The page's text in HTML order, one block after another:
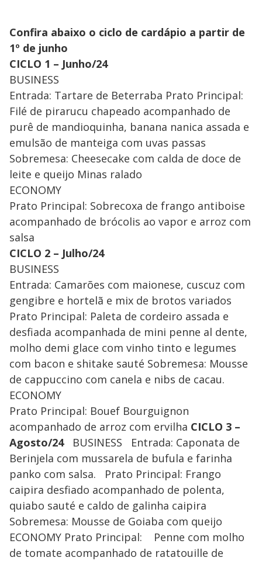
Confira abaixo o ciclo de cardápio a partir de
1º de junho
CICLO 1 – Junho/24
BUSINESS
Entrada: Tartare de Beterraba Prato Principal:
Filé de pirarucu chapeado acompanhado de
purê de mandioquinha, banana nanica assada e
emulsão de manteiga com uvas passas
Sobremesa: Cheesecake com calda de doce de
leite e queijo Minas ralado
ECONOMY
Prato Principal: Sobrecoxa de frango antiboise
acompanhado de brócolis ao vapor e arroz com
salsa
CICLO 2 – Julho/24
BUSINESS
Entrada: Camarões com maionese, cuscuz com
gengibre e hortelã e mix de brotos variados
Prato Principal: Paleta de cordeiro assada e
desfiada acompanhada de mini penne al dente,
molho demi glace com vinho tinto e legumes
com bacon e shitake sauté Sobremesa: Mousse
de cappuccino com canela e nibs de cacau.
ECONOMY
Prato Principal: Bouef Bourguignon
acompanhado de arroz com ervilha CICLO 3 –
Agosto/24
BUSINESS Entrada: Caponata de
Berinjela com mussarela de bufula e farinha
panko com salsa. Prato Principal: Frango
caipira desfiado acompanhado de polenta,
quiabo sauté e caldo de galinha caipira
Sobremesa: Mousse de Goiaba com queijo
ECONOMY Prato Principal: Penne com molho
de tomate acompanhado de ratatouille de